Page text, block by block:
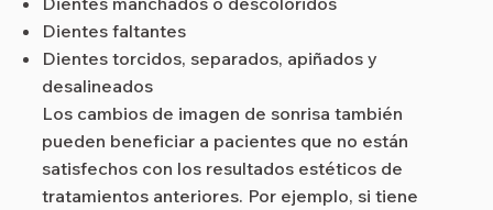
Dientes faltantes
Dientes torcidos, separados, apiñados y
desalineados
Los cambios de imagen de sonrisa también
pueden beneficiar a pacientes que no están
satisfechos con los resultados estéticos de
tratamientos anteriores. Por ejemplo, si tiene